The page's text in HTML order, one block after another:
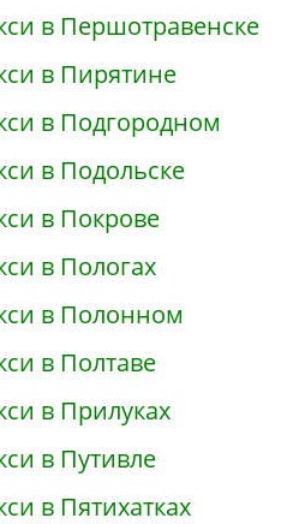
в Першотравенске
в Пирятине
в Подгородном
в Подольске
в Покрове
в Пологах
в Полонном
в Полтаве
в Прилуках
в Путивле
в Пятихатках